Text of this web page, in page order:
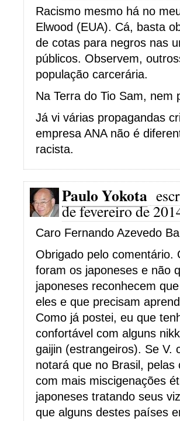
Racismo mesmo há no
Elwood (EUA). Cá, basta
de cotas para negros nas
públicos. Observem,
população carcerária.
Na Terra do Tio Sam, nem
Já vi várias propagandas
empresa ANA não é
racista.
Paulo Yokota
de fevereiro de
Caro Fernando Azevedo
Obrigado pelo comentário.
foram os japoneses e não
japoneses reconhecem
eles e que precisam
Como já postei, eu que
confortável com alguns
gaijin (estrangeiros). Se V.
notará que no Brasil,
com mais miscigenações
japoneses tratando seus
que alguns destes países